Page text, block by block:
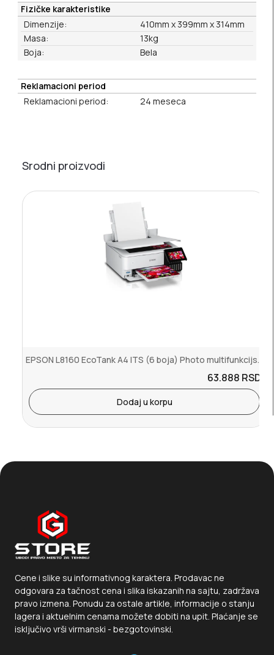
Fizičke karakteristike
Dimenzije:
410mm x 399mm x 314mm
Masa:
13kg
Boja:
Bela
Reklamacioni period
Reklamacioni period:
24 meseca
Srodni proizvodi
EPSON L8160 EcoTank A4 ITS (6 boja) Photo multifunkcijski uređaj
63.888 RSD.
Dodaj u korpu
Cene i slike su informativnog karaktera. Prodavac ne
odgovara za tačnost cena i slika iskazanih na sajtu, zadržava
pravo izmena. Ponudu za ostale artikle, informacije o stanju
lagera i aktuelnim cenama možete dobiti na upit. Plaćanje se
isključivo vrši virmanski - bezgotovinski.